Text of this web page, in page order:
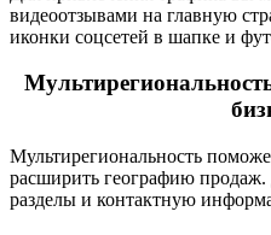
видеоотзывами на главную
иконки соцсетей в шапке и
Мультирегиональность
расширить географию продаж.
разделы и контактную